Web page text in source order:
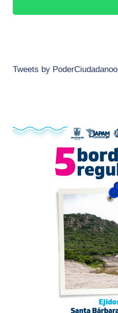
Tweets by PoderCiudadanoo